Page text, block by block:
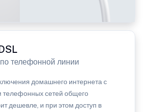
телефонной линии
домашнего интернета с
телефонных сетей общего
дешевле, и при этом доступ в